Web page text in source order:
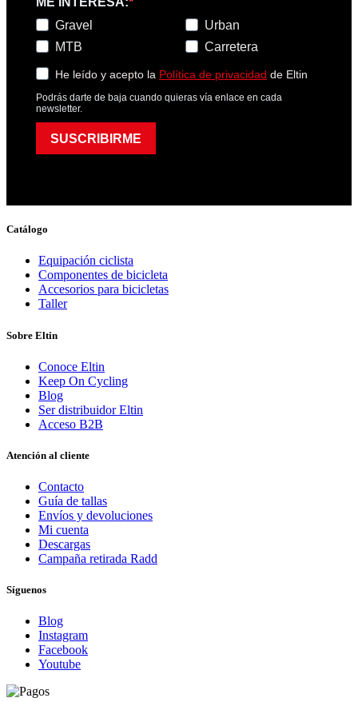
Gravel
MTB
Urban
Carretera
He leído y acepto la Política de privacidad de Eltin
Podrás darte de baja cuando quieras vía enlace en cada
newsletter.
SUSCRIBIRME
Catálogo
Equipación ciclista
Componentes de bicicleta
Accesorios para bicicletas
Taller
Sobre Eltin
Conoce Eltin
Keep On Cycling
Blog
Ser distribuidor Eltin
Acceso B2B
Atención al cliente
Contacto
Guía de tallas
Envíos y devoluciones
Mi cuenta
Descargas
Campaña retirada Radd
Síguenos
Blog
Instagram
Facebook
Youtube